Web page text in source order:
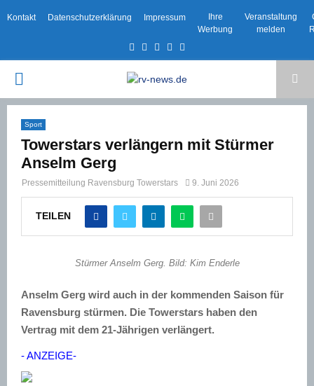
Kontakt Datenschutzerklärung Impressum
Ihre
Werbung
Veranstaltung
melden
Facebook
TwitterInstagram
Email
PRIMARY
MENU
Sport
Towerstars verlängern mit Stürmer
Anselm Gerg
Pressemitteilung Ravensburg Towerstars 9. Juni 2026
TEILEN
Stürmer Anselm Gerg. Bild: Kim Enderle
Anselm Gerg wird auch in der kommenden Saison für
Ravensburg stürmen. Die Towerstars haben den
Vertrag mit dem 21-Jährigen verlängert.
- ANZEIGE-